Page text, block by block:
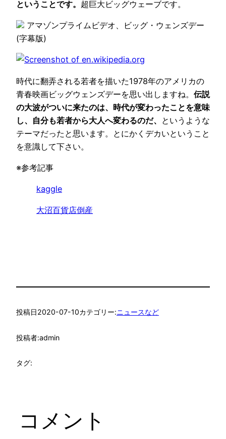
ということです。 超巨大ビッグウェーブです。
アマゾンプライムビデオ、ビッグ・ウェンズデー
(字幕版)
時代に翻弄される若者を描いた1978年のアメリカの
青春映画ビッグウェンズデーを思い出しますね。 伝説
の大波がついに来たのは、時代が変わったことを意味
し、自分も若者から大人へ変わるのだ、 というような
テーマだったと思います。とにかくデカいということ
を意識して下さい。
※参考記事
kaggle
大沼百貨店倒産
投稿日2020-07-10カテゴリー:ニュースなど
投稿者:admin
タグ:
コメント